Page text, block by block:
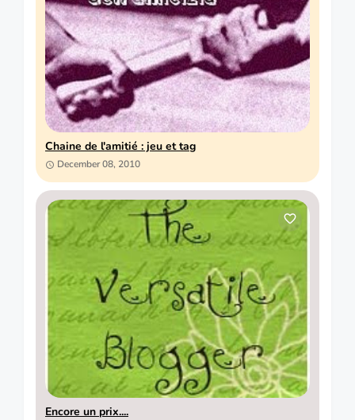
Chaine de l'amitié : jeu et tag
December 08, 2010
Encore un prix....